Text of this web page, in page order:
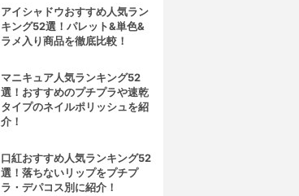
アイシャドウおすすめ人気ラン
キング52選！パレット&単色&
ラメ入り商品を徹底比較！
マニキュア人気ランキング52
選！おすすめのプチプラや速乾
タイプのネイルポリッシュを紹
介！
口紅おすすめ人気ランキング52
選！落ちないリップをプチプ
ラ・デパコス別に紹介！